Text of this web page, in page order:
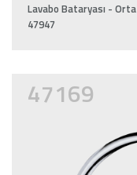
Lavabo Bataryası - Orta
47947
47169